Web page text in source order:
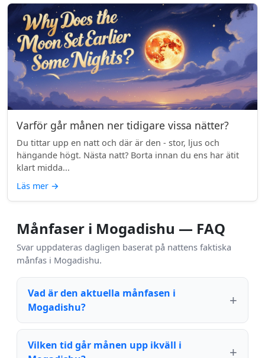
Varför går månen ner tidigare vissa nätter?
Du tittar upp en natt och där är den - stor, ljus och
hängande högt. Nästa natt? Borta innan du ens har ätit
klart midda...
Läs mer →
Månfaser i Mogadishu — FAQ
Svar uppdateras dagligen baserat på nattens faktiska
månfas i Mogadishu.
Vad är den aktuella månfasen i
Mogadishu?
Vilken tid går månen upp ikväll i